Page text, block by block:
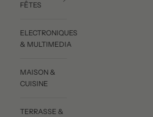
FÊTES
ELECTRONIQUES
& MULTIMEDIA
MAISON &
CUISINE
TERRASSE &